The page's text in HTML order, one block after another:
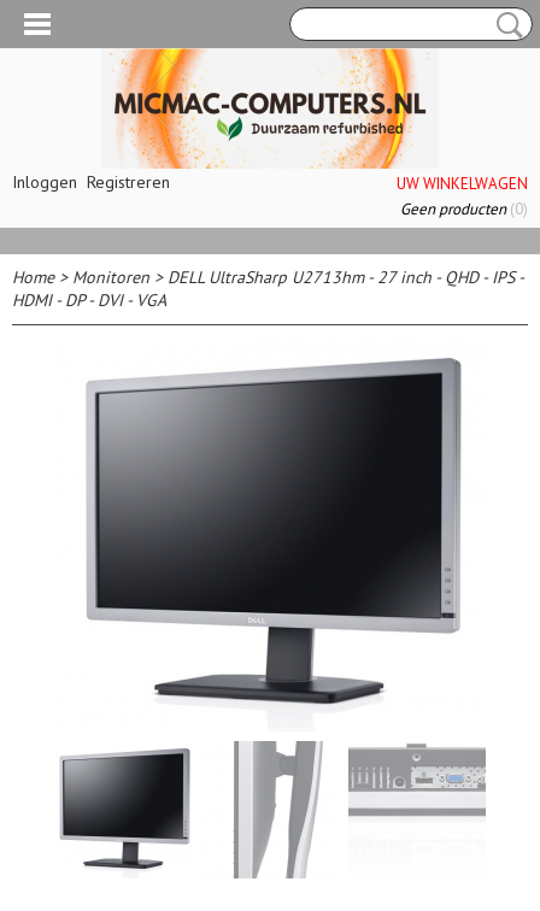
Inloggen Registreren
UW WINKELWAGEN
Geen producten(0)
Home> Monitoren > DELL UltraSharp U2713hm - 27 inch - QHD - IPS -
HDMI - DP - DVI - VGA